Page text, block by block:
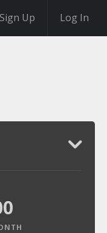
Sign Up Log In